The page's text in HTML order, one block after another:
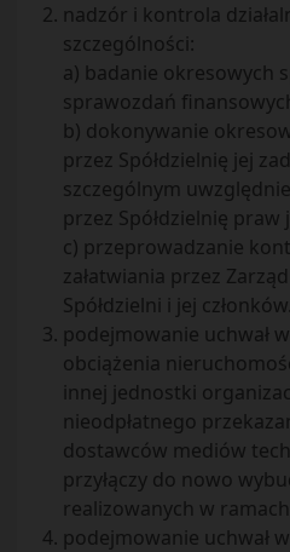
nadzór i kontrola
szczególności:
a) badanie okresowych
sprawozdań
b) dokonywanie
przez Spółdzielnię jej
szczególnym
przez Spółdzielnię praw
c) przeprowadzanie
załatwiania przez
Spółdzielni i jej członków.
podejmowanie uchwał
obciążenia
innej jednostki
nieodpłatnego
dostawców mediów
przyłączy do nowo
realizowanych w
podejmowanie uchwał